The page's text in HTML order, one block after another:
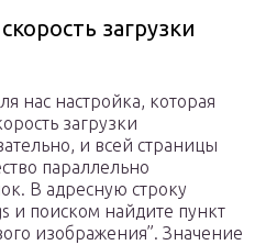
загрузки
нас настройка, которая
загрузки
и всей страницы
параллельно
В адресную строку
и поиском найдите пункт
изображения”. Значение